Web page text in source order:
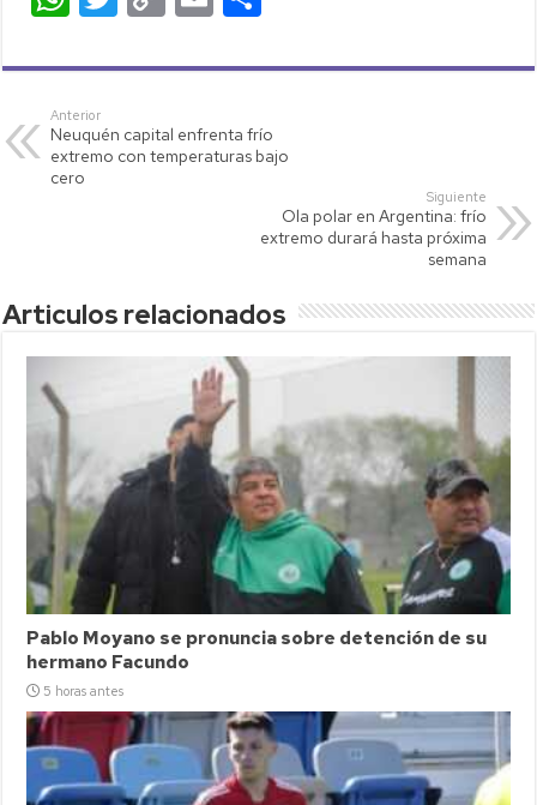
at
s
A
p
tt p
Li
ail m
ar
Anterior
Neuquén capital enfrenta frío
extremo con temperaturas bajo
cero
Siguiente
Ola polar en Argentina: frío
extremo durará hasta próxima
semana
Articulos relacionados
Pablo Moyano se pronuncia sobre detención de su
hermano Facundo
5 horas antes